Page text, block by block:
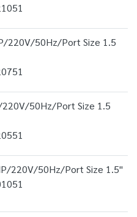
220V/50Hz/Port Size 1.5
220V/50Hz/Port Size 1.5
220V/50Hz/Port Size 1.5"